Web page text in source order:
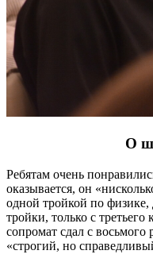
О
Ребятам очень
оказывается, он
одной тройкой по физике,
тройки, только с
сопромат сдал с восьмого
«строгий, но